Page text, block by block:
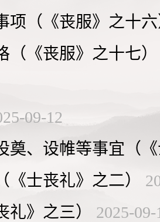
（《丧服》之十六
《丧服》之十七）
09-12
、设帷等事宜（《
士丧礼》之二）
》之三）
2025-09-